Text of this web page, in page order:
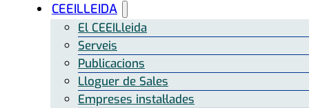
CEEILLEIDA
El CEEILleida
Serveis
Publicacions
Lloguer de Sales
Empreses instal·lades